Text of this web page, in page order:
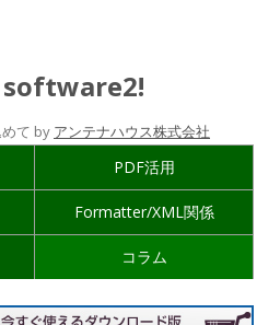
て by アンテナハウス株式会社
PDF活用
Formatter/XML関係
コラム